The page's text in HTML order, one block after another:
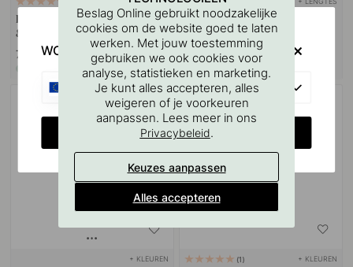
Boorsjabloon voor handgrepen
& Knoppen
7 €
Greeplijsten Side - Matzwart
6.50 €
Op voorraad
+ KLEUREN 1 + KLEUREN
Beslag Online gebruikt noodzakelijke
cookies om de website goed te laten
werken. Met jouw toestemming
gebruiken we ook cookies voor
analyse, statistieken en marketing.
Je kunt alles accepteren, alles
weigeren of je voorkeuren
aanpassen. Lees meer in ons
Privacybeleid.
Keuzes aanpassen
Alles accepteren
WOULD YOU RATHER VISIT?
CHANGE COUNTRY